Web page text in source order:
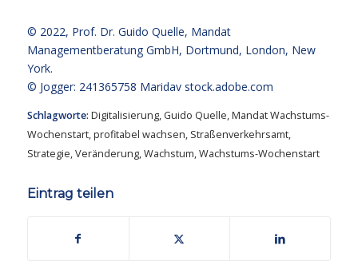
© 2022, Prof. Dr. Guido Quelle, Mandat
Managementberatung GmbH, Dortmund, London, New
York.
© Jogger: 241365758 Maridav stock.adobe.com
Schlagworte: Digitalisierung, Guido Quelle,Mandat Wachstums-
Wochenstart,profitabel wachsen, Straßenverkehrsamt,
Strategie,Veränderung,Wachstum,Wachstums-Wochenstart
Eintrag teilen